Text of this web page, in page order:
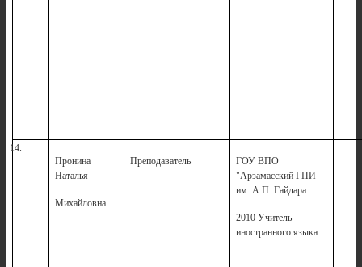
14.
Пронина
Наталья
Михайловна
Преподаватель
ГОУ ВПО
"Арзамасский ГПИ
им. А.П. Гайдара
2010 Учитель
иностранного языка